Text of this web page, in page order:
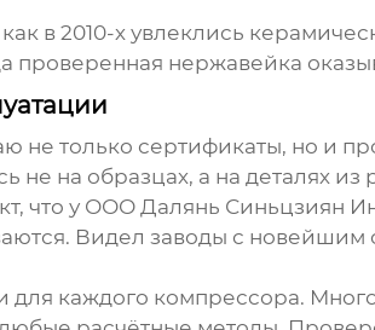
в 2010-х увлеклись
проверенная нержавейка
не только сертификаты, но и
на образцах, а на деталях из
что у ООО Далянь Синьцзиян
Видел заводы с новейшим
каждого компрессора.